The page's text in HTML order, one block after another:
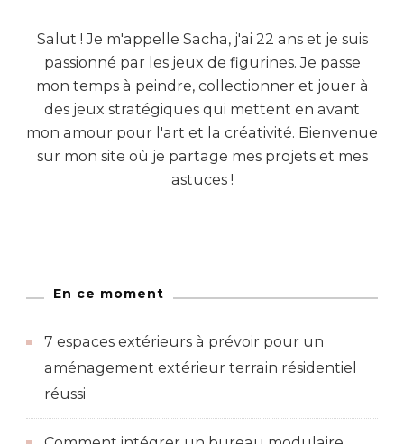
Salut ! Je m'appelle Sacha, j'ai 22 ans et je suis
passionné par les jeux de figurines. Je passe
mon temps à peindre, collectionner et jouer à
des jeux stratégiques qui mettent en avant
mon amour pour l'art et la créativité. Bienvenue
sur mon site où je partage mes projets et mes
astuces !
En ce moment
7 espaces extérieurs à prévoir pour un
aménagement extérieur terrain résidentiel
réussi